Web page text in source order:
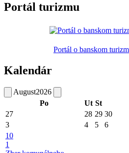
Portál turizmu
Portál o banskom
Kalendár
August2026
Po
Ut St
27
28 29 30
3
4 5 6
10
1